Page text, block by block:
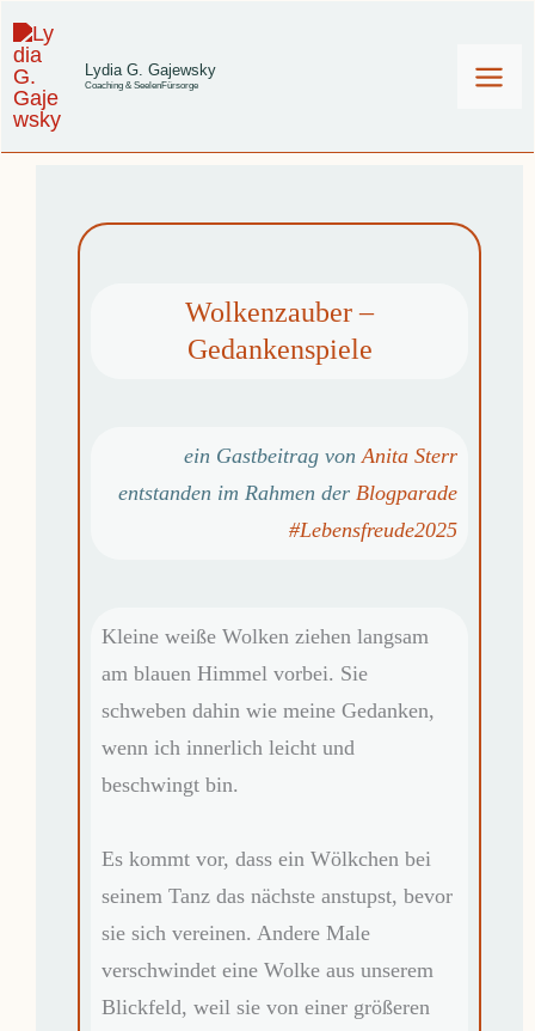
Zum
Inhalt
springen
Lydia G. Gajewsky
Coaching & SeelenFürsorge
Wolkenzauber –
Gedankenspiele
ein Gastbeitrag vonAnita Sterr
entstanden im Rahmen der Blogparade
#Lebensfreude2025
Kleine weiße Wolken ziehen langsam
am blauen Himmel vorbei. Sie
schweben dahin wie meine Gedanken,
wenn ich innerlich leicht und
beschwingt bin.
Es kommt vor, dass ein Wölkchen bei
seinem Tanz das nächste anstupst, bevor
sie sich vereinen. Andere Male
verschwindet eine Wolke aus unserem
Blickfeld, weil sie von einer größeren